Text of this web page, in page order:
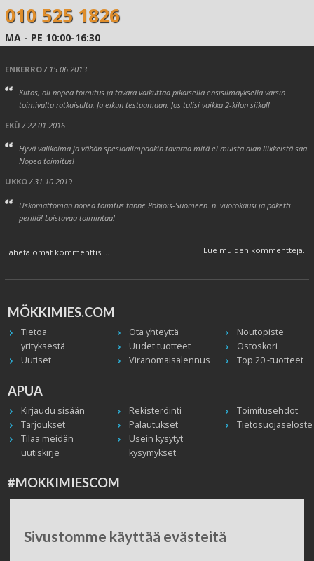
Sivustomme käyttää evästeitä
010 525 1826
MA - PE 10:00-16:30
ENKERRO / 15.06.2013
Kiitos, oli nopea toimitus ja tavara vaikuttaa pikaisella ensisilmäyksellä varsin
toimivalta ratkaisulta. Ja eikun testaamaan. Jos tulisi vaikka 2-kilon siika!!
EKÜ / 22.01.2016
Hyvä valikoima ja vähän spesiaalimpaakin tavaraa mitä ei muista alan liikkeistä saa.
Nopea toimitus!
UKKO/ 31.10.2019
Uskomattoman nopea toimtus tänne Pohjois-Suomeen. n. vuorokausi ja paketti
perillä! Loistavaa toimintaa!
Lähetä omat kommenttisi... Lue muiden kommentteja...
MÖKKIMIES.COM
Tietoa
yrityksestä
Ota yhteyttä
Noutopiste
Uudet tuotteet
Ostoskori
Uutiset
Viranomaisalennus Top 20 -tuotteet
APUA
Kirjaudu sisään Rekisteröinti
Toimitusehdot
Tarjoukset
Palautukset
Tietosuojaseloste
Tilaa meidän
uutiskirje
Usein kysytyt
kysymykset
#MOKKIMIESCOM
Peruuta tilaus